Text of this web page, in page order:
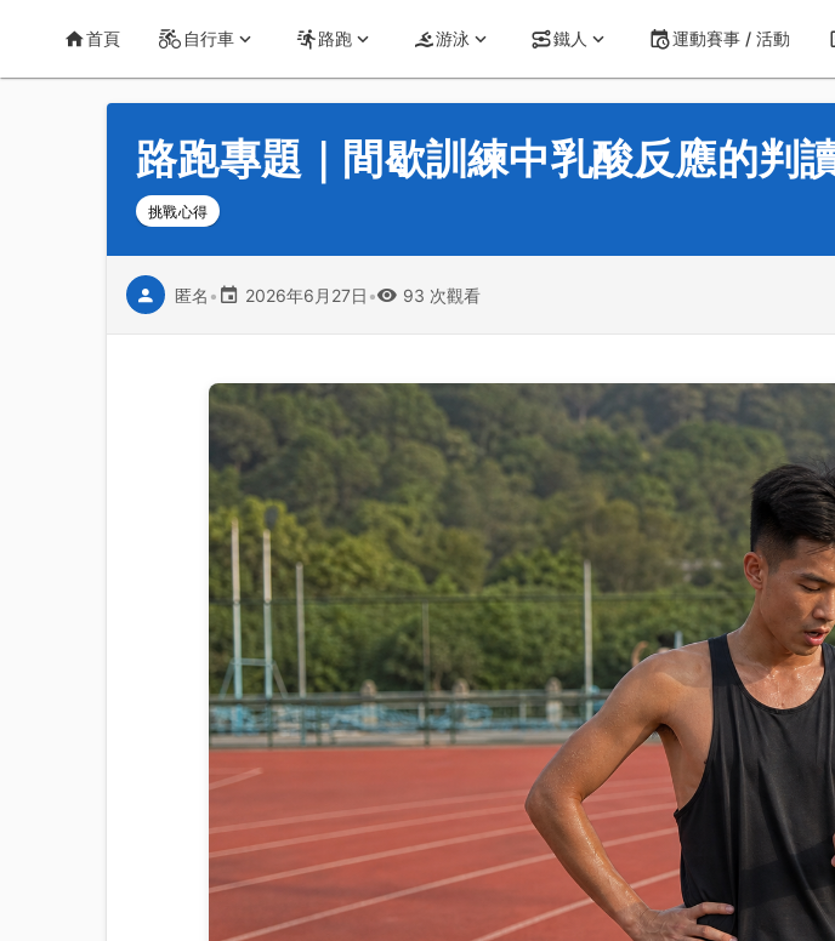
CT Yeh 公路車基地
首頁 自行車 路跑 游泳 鐵人 運動賽事 / 活動
運動知識 詳情
路跑專題｜間歇訓練中乳酸反應的判
挑戰心得
匿名 • 2026年6月27日 • 93 次觀看